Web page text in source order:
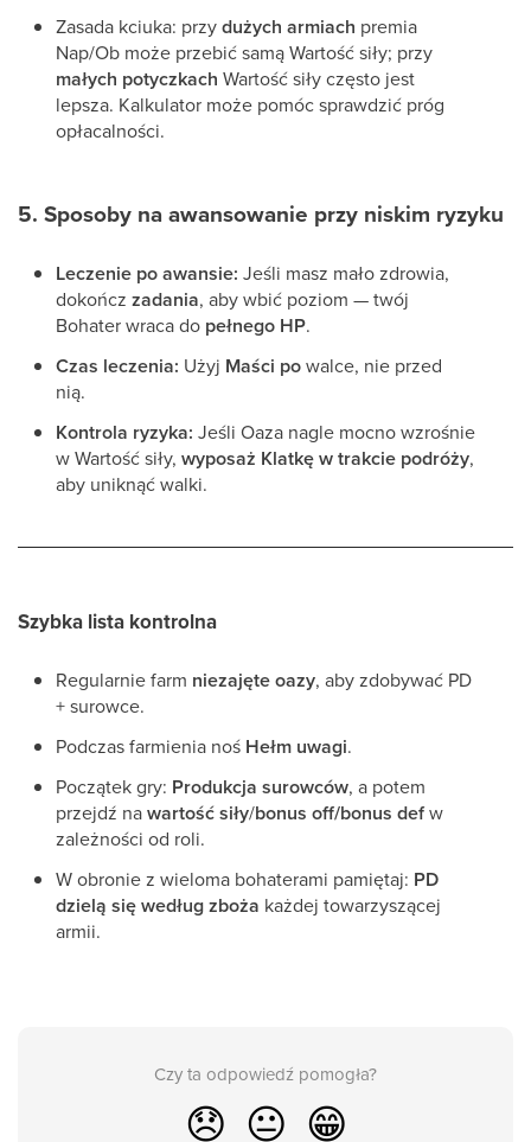
Zasada kciuka: przydużych armiach premia
Nap/Ob może przebić samą Wartość siły; przy
małych potyczkach Wartość siły często jest
lepsza. Kalkulator może pomóc sprawdzić próg
opłacalności.
5. Sposoby na awansowanie przy niskim ryzyku
Leczenie po awansie: Jeśli masz mało zdrowia,
dokończ zadania, aby wbić poziom — twój
Bohater wraca do pełnego HP.
Czas leczenia: Użyj Maści powalce, nie przed
nią.
Kontrola ryzyka: Jeśli Oaza nagle mocno wzrośnie
w Wartość siły, wyposaż Klatkę w trakcie podróży,
aby uniknąć walki.
Szybka lista kontrolna
Regularnie farm niezajęte oazy, aby zdobywać PD
+ surowce.
Podczas farmienia noś Hełm uwagi.
Początek gry: Produkcja surowców, a potem
przejdź nawartość siły/bonus off/bonus defw
zależności od roli.
W obronie z wieloma bohaterami pamiętaj: PD
dzielą się według zboża każdej towarzyszącej
armii.
Czy ta odpowiedź pomogła?
😞 😐 😁